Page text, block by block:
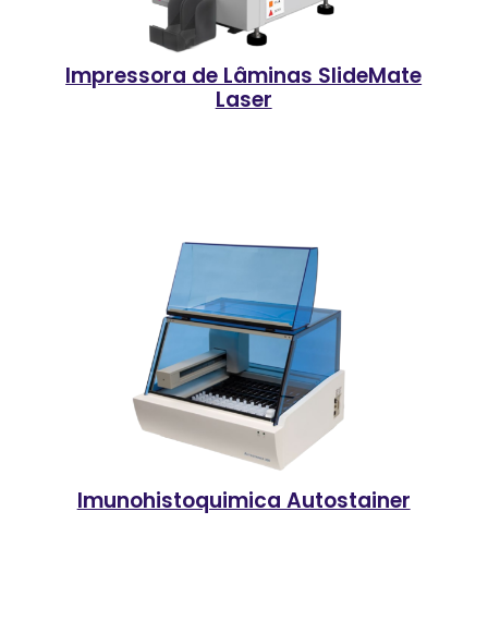
Impressora de Lâminas SlideMate
Laser
Imunohistoquimica Autostainer